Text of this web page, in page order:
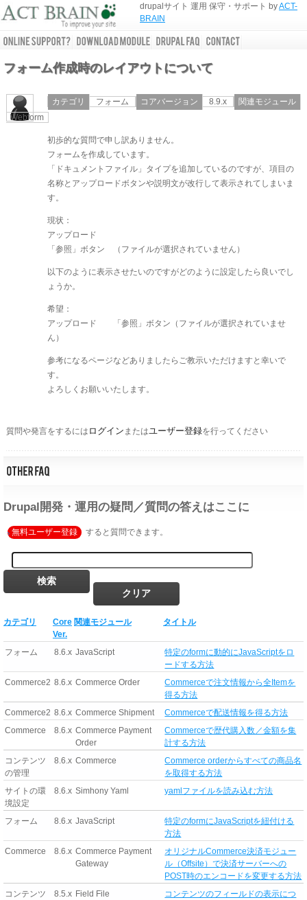
drupalサイト 運用 保守・サポート byACT-
BRAIN
フォーム作成時のレイアウトについて
カテゴリ フォーム コアバージョン 8.9.x
関連モジュール
Webform
初歩的な質問で申し訳ありません。
フォームを作成しています。
「ドキュメントファイル」タイプを追加しているのですが、項目の
名称とアップロードボタンや説明文が改行して表示されてしまいま
す。
現状：
アップロード
「参照」ボタン （ファイルが選択されていません）
以下のように表示させたいのですがどのように設定したら良いでし
ょうか。
希望：
アップロード 「参照」ボタン（ファイルが選択されていませ
ん）
参考になるページなどありましたらご教示いただけますと幸いで
す。
よろしくお願いいたします。
質問や発言をするには ログイン またはユーザー登録を行ってください
Drupal開発・運用の疑問／質問の答えはここに
無料ユーザー登録 すると質問できます。
カテゴリ
Core
Ver.
関連モジュール タイトル
フォーム 8.6.x JavaScript
特定のformに動的にJavaScriptをロ
ードする方法
Commerce2 8.6.x Commerce Order
Commerceで注文情報から全Itemを
得る方法
Commerce2 8.6.x Commerce Shipment
Commerceで配送情報を得る方法
Commerce
8.6.x Commerce Payment
Order
Commerceで歴代購入数／金額を集
計する方法
コンテンツ
の管理
8.6.x Commerce
Commerce orderからすべての商品名
を取得する方法
サイトの環
境設定
8.6.x Simhony Yaml yamlファイルを読み込む方法
フォーム 8.6.x JavaScript
特定のformにJavaScriptを紐付ける
方法
Commerce
8.6.x Commerce Payment
Gateway
オリジナルCommerce決済モジュー
ル（Offsite）で決済サーバーへの
POST時のエンコードを変更する方法
コンテンツ
8.5.x Field File
コンテンツのフィールドの表示につ